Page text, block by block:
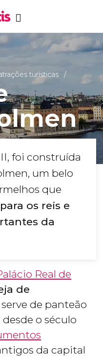
turísticas
foi construída
um belo
que
os reis e
da
Real de
de
serve de panteão
o século
da capital